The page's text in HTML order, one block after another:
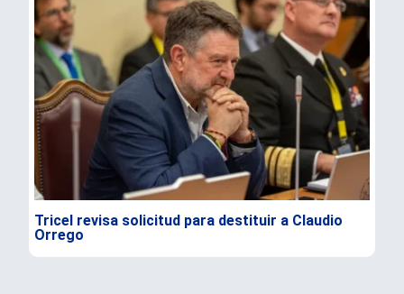
Tricel revisa solicitud para destituir a Claudio
Orrego